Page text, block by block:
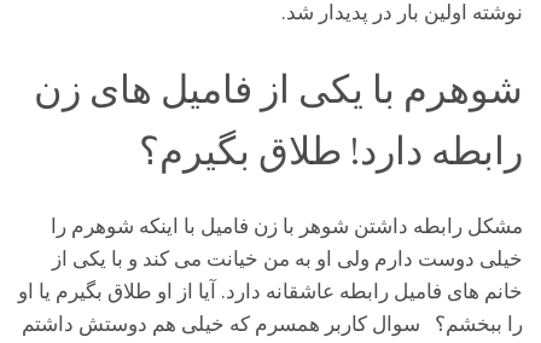
نوشته اولین بار در پدیدار شد.
شوهرم با یکی از فامیل های زن
رابطه دارد! طلاق بگیرم؟
مشکل رابطه داشتن شوهر با زن فامیل با اینکه شوهرم را
خیلی دوست دارم ولی او به من خیانت می کند و با یکی از
خانم های فامیل رابطه عاشقانه دارد. آیا از او طلاق بگیرم یا او
را ببخشم؟ سوال کاربر همسرم که خیلی هم دوستش داشتم